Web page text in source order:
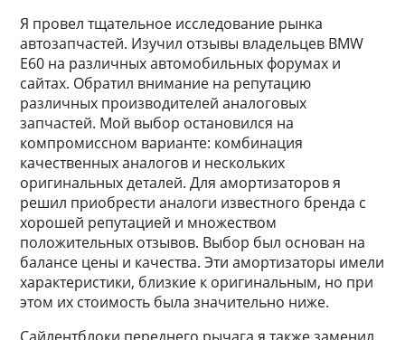
Я провел тщательное исследование рынка
автозапчастей. Изучил отзывы владельцев BMW
E60 на различных автомобильных форумах и
сайтах. Обратил внимание на репутацию
различных производителей аналоговых
запчастей. Мой выбор остановился на
компромиссном варианте: комбинация
качественных аналогов и нескольких
оригинальных деталей. Для амортизаторов я
решил приобрести аналоги известного бренда с
хорошей репутацией и множеством
положительных отзывов. Выбор был основан на
балансе цены и качества. Эти амортизаторы имели
характеристики, близкие к оригинальным, но при
этом их стоимость была значительно ниже.